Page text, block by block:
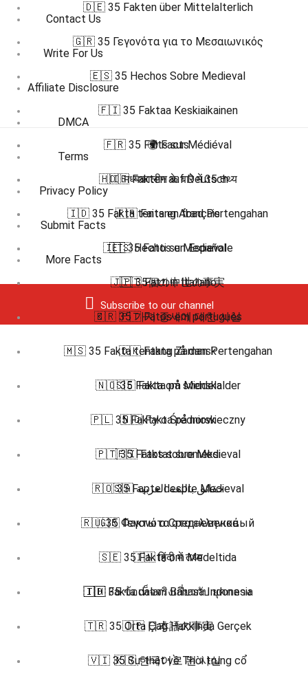
Contact Us
Write For Us
Affiliate Disclosure
DMCA
Terms
Privacy Policy
Submit Facts
More Facts
Subscribe to our channel
🇩🇪 35 Fakten über Mittelalterlich
🇬🇷 35 Γεγονότα για το Μεσαιωνικός
🇪🇸 35 Hechos Sobre Medieval
🇫🇮 35 Faktaa Keskiaikainen
🇫🇷 35 Faits sur Médiéval
🇭🇮 मध्यकालीन के बारे में 35 तथ्य
🇮🇩 35 Fakta tentang Abad Pertengahan
🇮🇹 35 Fatti su Medievale
🇯🇵 35個の中世の事実
🇰🇷 35 가지 중세에 대한 사실
🇲🇸 35 Fakta tentang Zaman Pertengahan
🇳🇴 35 Fakta om Middelalder
🇵🇱 35 Fakty o Średniowieczny
🇵🇹 35 Fatos sobre Medieval
🇷🇴 35 Fapte despre Medieval
🇷🇺 35 Факты о Средневековый
🇸🇪 35 Fakta om Medeltida
🇹🇭 35 ข้อเท็จจริงเกี่ยวกับ ยุคกลาง
🇹🇷 35 Orta Çağ Hakkında Gerçek
🇻🇮 35 Sự thật về Thời trung cổ
🌍 Facts
🇩🇪 Fakten auf Deutsch
🇫🇷 Faits en français
🇪🇸 Hechos en Español
🇮🇹 Fatti in Italiano
🇧🇷 🇵🇹 Fatos em português
🇩🇰 Fakta på dansk
🇸🇪 Fakta på svenska
🇳🇴 Fakta på norsk
🇫🇮 Faktat suomeksi
🇸🇦 حقائق باللغة العربية
🇬🇷 Γεγονότα στα ελληνικά
🇮🇳 हिंदी में तथ्य
🇮🇩 Fakta dalam Bahasa Indonesia
🇯🇵 日本語の事実
🇰🇷 한국어로 된 사실